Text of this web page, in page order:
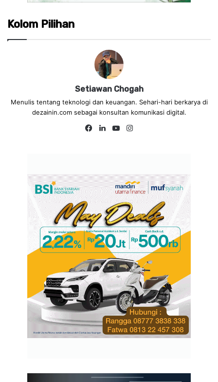
Kolom Pilihan
Setiawan Chogah
Menulis tentang teknologi dan keuangan. Sehari-hari berkarya di
dezainin.com sebagai konsultan komunikasi digital.
Fa
Lin
Yo